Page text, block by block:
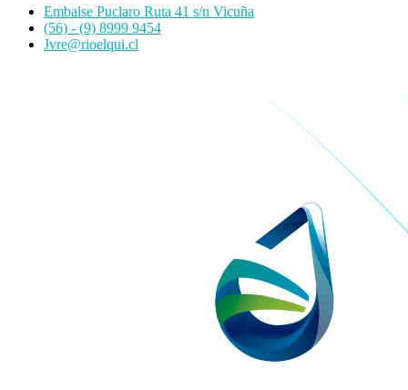
Embalse Puclaro Ruta 41 s/n Vicuña
(56) - (9) 8999 9454
Jvre@rioelqui.cl